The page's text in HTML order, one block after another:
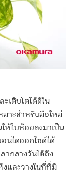
เติบโตได้ดีใน
มาะสำหรับมือใหม่
ให้ใบห้อยลงมาเป็น
นไดออกไซด์ได้
ากลางวันได้ถึง
งและวางในที่ที่มี